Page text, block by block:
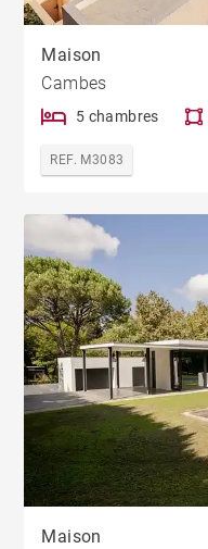
Maison
Cambes
5 chambres
REF. M3083
Maison